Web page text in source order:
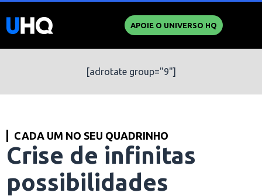
APOIE O UNIVERSO HQ
[adrotate group="9"]
CADA UM NO SEU QUADRINHO
Crise de infinitas
possibilidades